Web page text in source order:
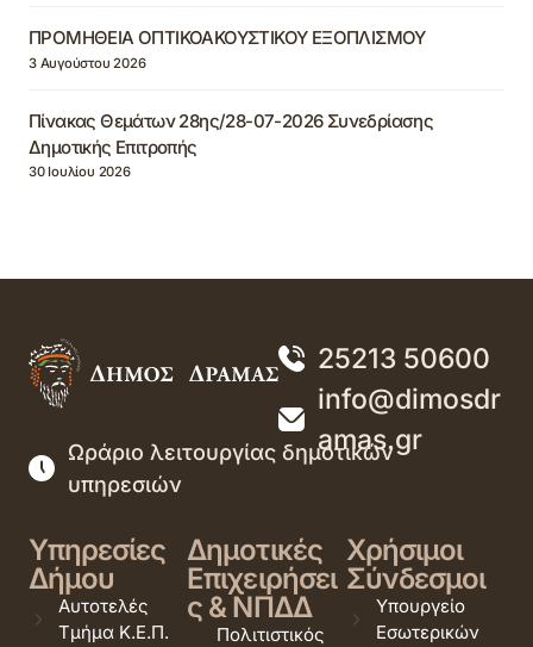
ΠΡΟΜΗΘΕΙΑ ΟΠΤΙΚΟΑΚΟΥΣΤΙΚΟΥ ΕΞΟΠΛΙΣΜΟΥ
3 Αυγούστου 2026
Πίνακας Θεμάτων 28ης/28-07-2026 Συνεδρίασης
Δημοτικής Επιτροπής
30 Ιουλίου 2026
25213 50600
info@dimosdr
amas.gr
Ωράριο λειτουργίας δημοτικών
υπηρεσιών
Υπηρεσίες
Δήμου
Αυτοτελές
Τμήμα Κ.Ε.Π.
Δημοτικές
Επιχειρήσει
ς & ΝΠΔΔ
Πολιτιστικός
Χρήσιμοι
Σύνδεσμοι
Υπουργείο
Εσωτερικών